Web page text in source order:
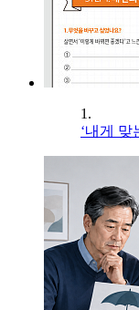
1.
‘내게 맞